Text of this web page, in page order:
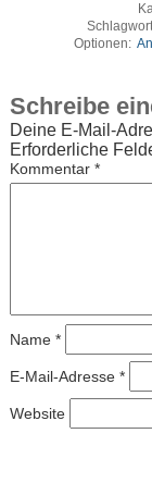
Optionen:
Schreibe
Deine E-Mail-
Erforderliche
Kommentar *
Name *
E-Mail-Adresse *
Website